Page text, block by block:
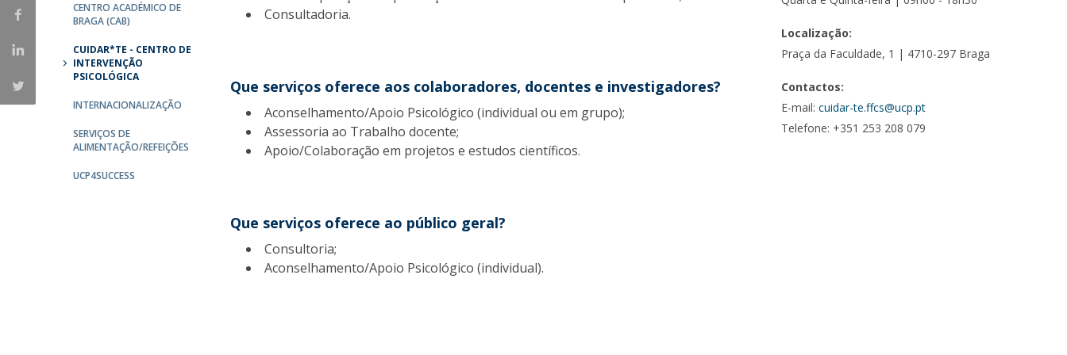
Porquê escolher um Mestrado na FFCS?
Bolsas de Estudo
Alunos Internacionais
Prémio de Mérito
Provas Públicas
Informações globais
Provedorias
CENTRO ACADÉMICO DE
BRAGA (CAB)
CUIDAR*TE - CENTRO DE
INTERVENÇÃO
PSICOLÓGICA
INTERNACIONALIZAÇÃO
SERVIÇOS DE
ALIMENTAÇÃO/REFEIÇÕES
UCP4SUCCESS
Consultadoria.
Que serviços oferece aos colaboradores, docentes e investigadores?
Aconselhamento/Apoio Psicológico (individual ou em grupo);
Assessoria ao Trabalho docente;
Apoio/Colaboração em projetos e estudos científicos.
Que serviços oferece ao público geral?
Consultoria;
Aconselhamento/Apoio Psicológico (individual).
Localização:
Praça da Faculdade, 1 | 4710-297 Braga
Contactos:
E-mail:cuidar-te.ffcs@ucp.pt
Telefone: +351 253 208 079